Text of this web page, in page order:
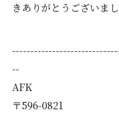
きありがとうございまし
--
AFK
〒596-0821